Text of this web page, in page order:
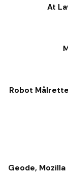
At
Robot
Geode,